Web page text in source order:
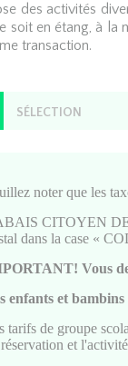
des activités
soit en étang, à la
transaction.
SÉLECTION
noter que les
CITOYEN DE
dans la case «
Vous
enfants et
tarifs de groupe
et